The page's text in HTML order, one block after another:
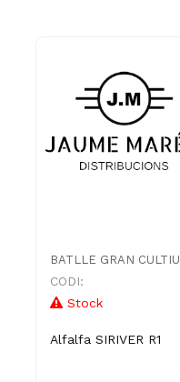
BATLLE GRAN CULTIU
CODI:
Stock
Alfalfa SIRIVER R1